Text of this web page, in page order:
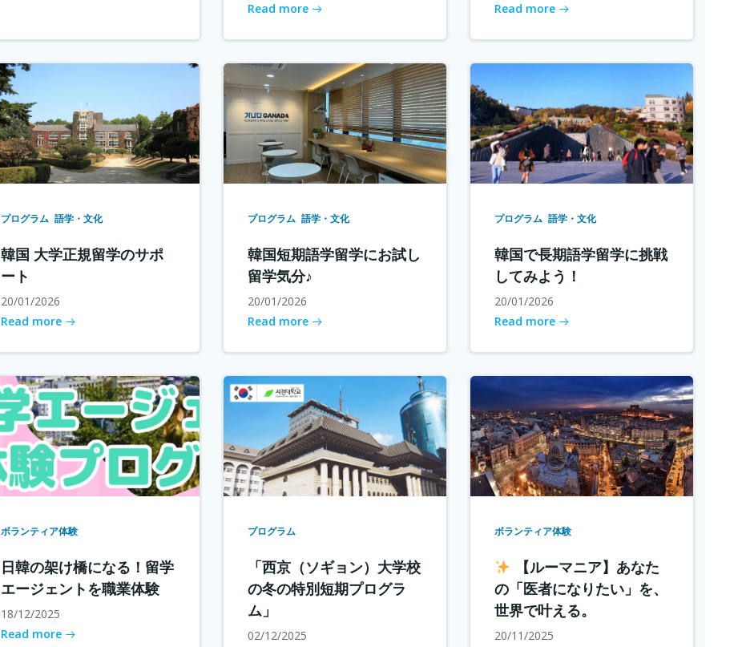
Read more
Read more
プログラム 語学・文化
韓国 大学正規留学のサポ
ート
20/01/2026
Read more
プログラム 語学・文化
韓国短期語学留学にお試し
留学気分♪
20/01/2026
Read more
プログラム 語学・文化
韓国で長期語学留学に挑戦
してみよう！
20/01/2026
Read more
ボランティア体験
日韓の架け橋になる！留学
エージェントを職業体験
18/12/2025
Read more
プログラム
「西京（ソギョン）大学校
の冬の特別短期プログラ
ム」
02/12/2025
ボランティア体験
【ルーマニア】あなた
の「医者になりたい」を、
世界で叶える。
20/11/2025